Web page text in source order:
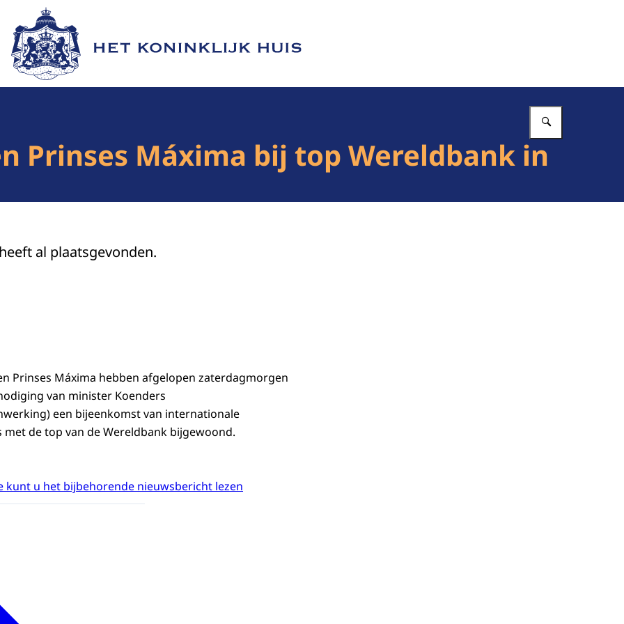
Naar de homepage van Het Koninklijk Huis
Prinses Máxima bij top Wereldbank in
al plaatsgevonden.
Prinses Máxima hebben afgelopen zaterdagmorgen
van minister Koenders
een bijeenkomst van internationale
de top van de Wereldbank bijgewoond.
kunt u het bijbehorende nieuwsbericht lezen